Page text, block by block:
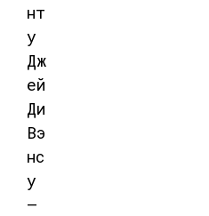
нт
у
Дж
ей
Ди
Вэ
нс
у
—